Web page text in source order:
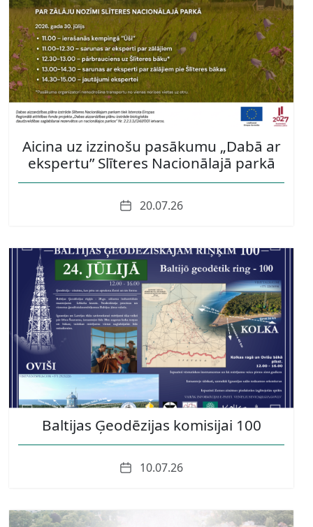
Aicina uz izzinošu pasākumu „Dabā ar
ekspertu” Slīteres Nacionālajā parkā
Date20.07.26
Baltijas Ģeodēzijas komisijai 100
Date10.07.26